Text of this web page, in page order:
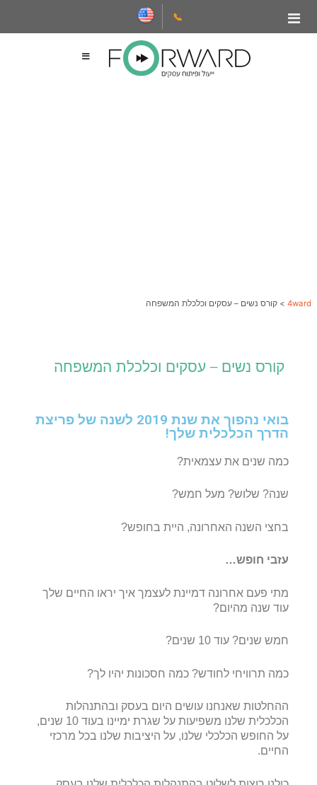
📞
4ward
> קורס נשים – עסקים וכלכלת המשפחה
קורס נשים – עסקים וכלכלת המשפחה
בואי נהפוך את שנת 2019 לשנה של פריצת
הדרך הכלכלית שלך!
כמה שנים את עצמאית?
שנה? שלוש? מעל חמש?
בחצי השנה האחרונה, היית בחופש?
עזבי חופש…
מתי פעם אחרונה דמיינת לעצמך איך יראו החיים שלך
עוד שנה מהיום?
חמש שנים? עוד 10 שנים?
כמה תרוויחי לחודש? כמה חסכונות יהיו לך?
ההחלטות שאנחנו עושים היום בעסק ובהתנהלות
הכלכלית שלנו משפיעות על שגרת ימיינו בעוד 10 שנים,
על החופש הכלכלי שלנו, על היציבות שלנו בכל מרכזי
החיים.